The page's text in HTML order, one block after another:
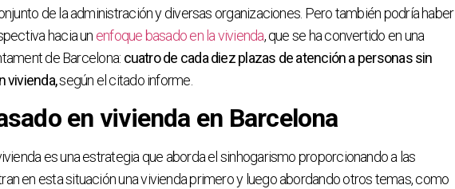
de la administración y diversas organizaciones. Pero también podría haber
hacia un enfoque basado en la vivienda, que se ha convertido en una
de Barcelona: cuatro de cada diez plazas de atención a personas sin
vivienda,según el citado informe.
en vivienda en Barcelona
es una estrategia que aborda el sinhogarismo proporcionando a las
en esta situación una vivienda primero y luego abordando otros temas, como